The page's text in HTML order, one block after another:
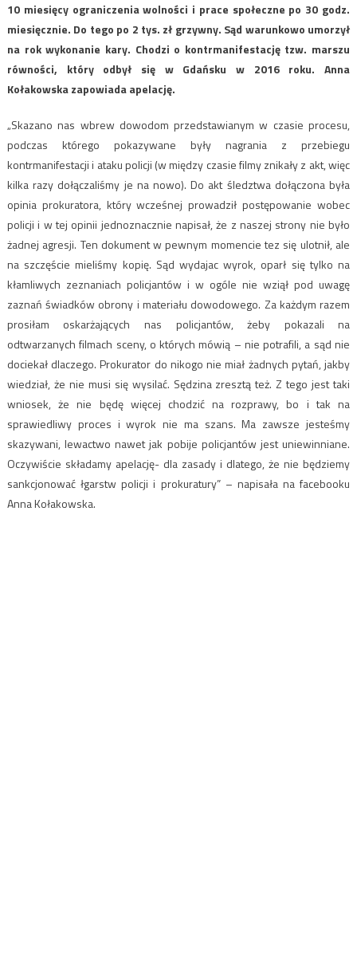
10 miesięcy ograniczenia wolności i prace społeczne po 30 godz.
miesięcznie. Do tego po 2 tys. zł grzywny. Sąd warunkowo umorzył
na rok wykonanie kary. Chodzi o kontrmanifestację tzw. marszu
równości, który odbył się w Gdańsku w 2016 roku. Anna
Kołakowska zapowiada apelację.
„Skazano nas wbrew dowodom przedstawianym w czasie procesu,
podczas którego pokazywane były nagrania z przebiegu
kontrmanifestacji i ataku policji (w między czasie filmy znikały z akt, więc
kilka razy dołączaliśmy je na nowo). Do akt śledztwa dołączona była
opinia prokuratora, który wcześnej prowadził postępowanie wobec
policji i w tej opinii jednoznacznie napisał, że z naszej strony nie było
żadnej agresji. Ten dokument w pewnym momencie tez się ulotnił, ale
na szczęście mieliśmy kopię. Sąd wydajac wyrok, oparł się tylko na
kłamliwych zeznaniach policjantów i w ogóle nie wziął pod uwagę
zaznań świadków obrony i materiału dowodowego. Za każdym razem
prosiłam oskarżających nas policjantów, żeby pokazali na
odtwarzanych filmach sceny, o których mówią – nie potrafili, a sąd nie
dociekał dlaczego. Prokurator do nikogo nie miał żadnych pytań, jakby
wiedział, że nie musi się wysilać. Sędzina zresztą też. Z tego jest taki
wniosek, że nie będę więcej chodzić na rozprawy, bo i tak na
sprawiedliwy proces i wyrok nie ma szans. Ma zawsze jesteśmy
skazywani, lewactwo nawet jak pobije policjantów jest uniewinniane.
Oczywiście składamy apelację- dla zasady i dlatego, że nie będziemy
sankcjonować łgarstw policji i prokuratury” – napisała na facebooku
Anna Kołakowska.